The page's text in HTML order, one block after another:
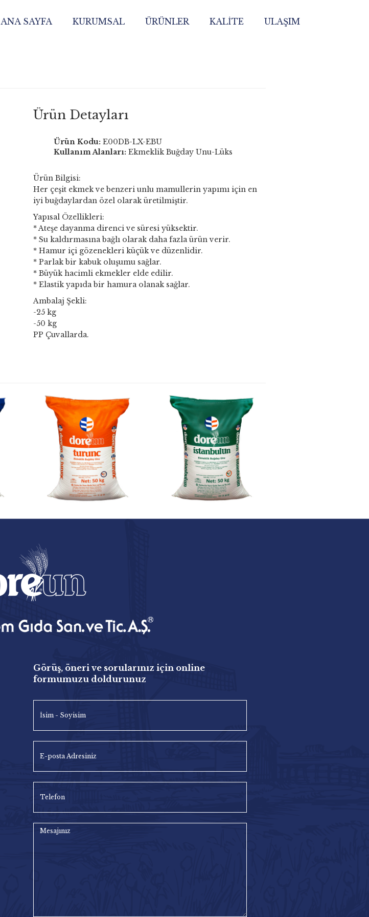
ANA SAYFA KURUMSAL ÜRÜNLER KALİTE ULAŞIM
Ürün Detayları
Ürün Kodu: E00DB-LX-EBU
Kullanım Alanları: Ekmeklik Buğday Unu-Lüks
Ürün Bilgisi:
Her çeşit ekmek ve benzeri unlu mamullerin yapımı için en
iyi buğdaylardan özel olarak üretilmiştir.
Yapısal Özellikleri:
* Ateşe dayanma direnci ve süresi yüksektir.
* Su kaldırmasına bağlı olarak daha fazla ürün verir.
* Hamur içi gözenekleri küçük ve düzenlidir.
* Parlak bir kabuk oluşumu sağlar.
* Büyük hacimli ekmekler elde edilir.
* Elastik yapıda bir hamura olanak sağlar.
Ambalaj Şekli:
-25 kg
-50 kg
PP Çuvallarda.
Görüş, öneri ve sorularınız için online
formumuzu doldurunuz